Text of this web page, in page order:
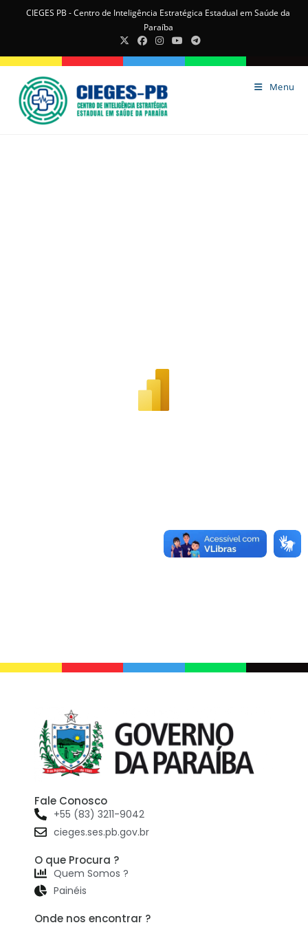
CIEGES PB - Centro de Inteligência Estratégica Estadual em Saúde da
Paraíba
Menu
Fale Conosco
+55 (83) 3211-9042
cieges.ses.pb.gov.br
O que Procura ?
Quem Somos ?
Painéis
Onde nos encontrar ?